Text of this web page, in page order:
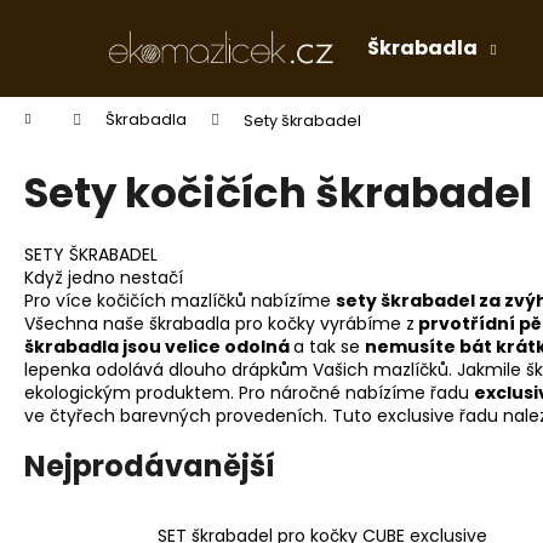
Škrabadla
Domů Škrabadla Sety škrabadel
Sety kočičích škrabadel
SETY ŠKRABADEL
Když jedno nestačí
Pro více kočičích mazlíčků nabízíme sety škrabadel za
Všechna naše škrabadla pro kočky vyrábíme z prvotřídní
škrabadla jsou velice odolnáa tak se nemusíte bát
lepenka odolává dlouho drápkům Vašich mazlíčků. Jakmile
ekologickým produktem. Pro náročné nabízíme řadu
ve čtyřech barevných provedeních. Tuto exclusive řadu
Nejprodávanější
SET škrabadel pro kočky CUBE exclusive
í
Zpět
do
obchodu
Zpět
do
obchodu